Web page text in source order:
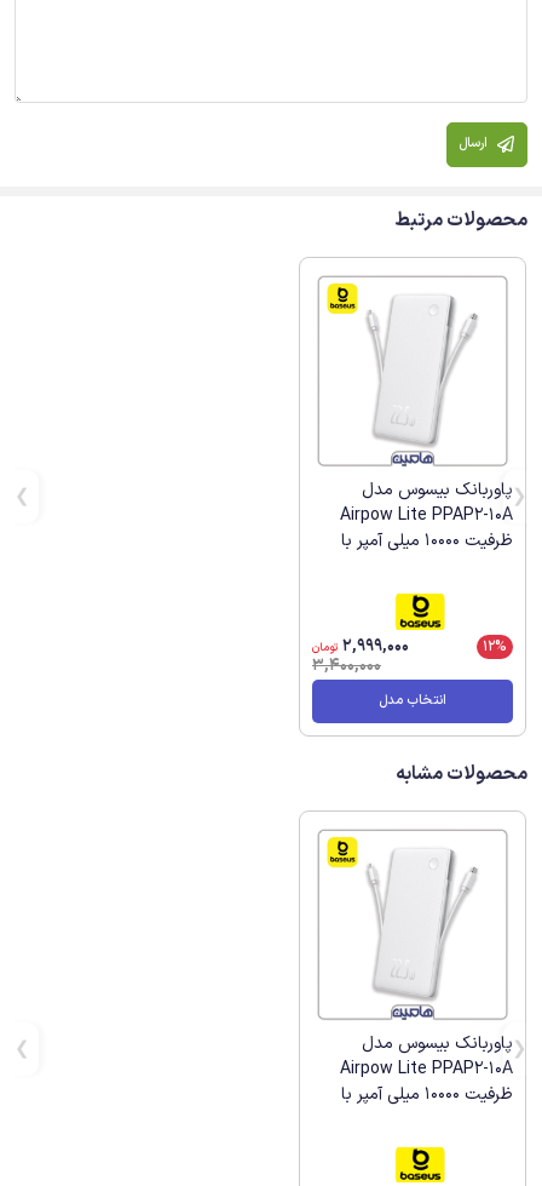
ارسال
محصولات مرتبط
پاوربانک بیسوس مدل
Airpow Lite PPAP2-10A
ظرفیت 10000 میلی آمپر با
12%
2,999,000 تومان
3,400,000
انتخاب مدل
محصولات مشابه
پاوربانک بیسوس مدل
Airpow Lite PPAP2-10A
ظرفیت 10000 میلی آمپر با